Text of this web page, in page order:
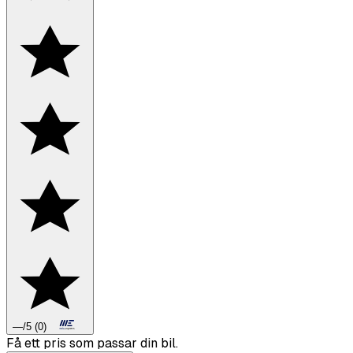
—/5 (0)
Boka däckbyte eller montering inför vintern.